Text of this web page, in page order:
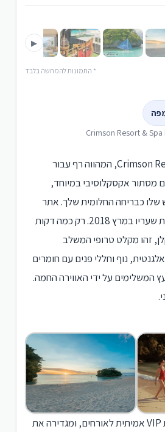
▶
* התמונות להמחשה בלבד
Crimson Resort & Spa Boracay, המהווה רף עבור
מסתור אקסקלוסיבי במיוחד,
כבריחה החלומית שלך. אתר
הנופש המצופה פתח את שעריו במרץ 2018. רק כמה דקות
זהו מקלט טרופי המשלב
נוף וחללי פנים עם חומרים
המשלימים על ידי האווירה החמה.
ההגעה לים יוצרת חווית VIP אמיתית לאורחים, ומגדירה את